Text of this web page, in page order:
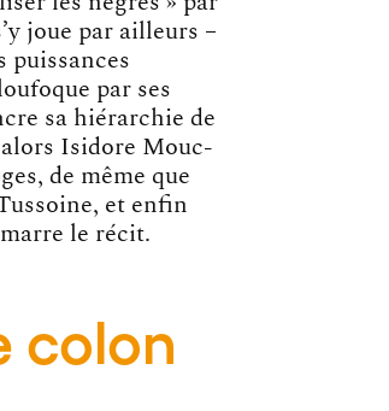
joue par ailleurs –
puissances
par ses
sa hiérarchie de
Isidore Mouc-
de même que
et enfin
le récit.
colon